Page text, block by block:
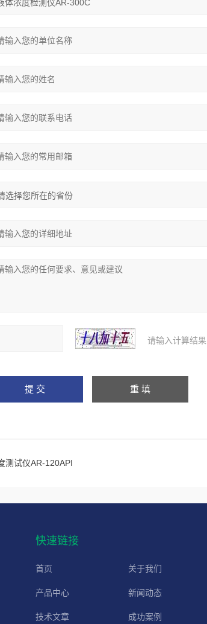
请输入计算结
测试仪AR-120API
快速链接
首页 关于我们
产品中心 新闻动态
技术文章 成功案例